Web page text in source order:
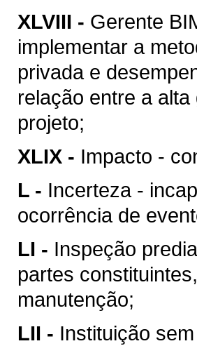
XLVIII - Gerente
implementar a
privada e
relação entre a
projeto;
XLIX - Impacto -
L - Incerteza -
ocorrência de
LI - Inspeção
partes
manutenção;
LII - Instituição